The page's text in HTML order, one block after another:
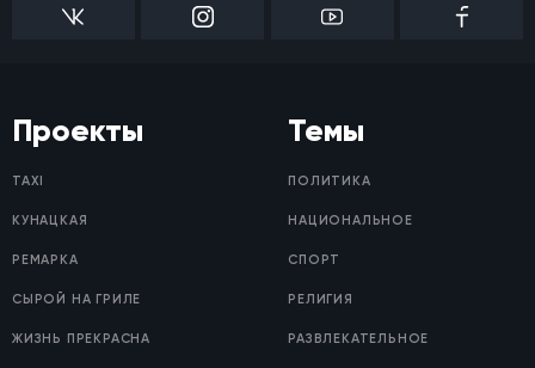
Проекты
TAXI
КУНАЦКАЯ
РЕМАРКА
СЫРОЙ НА ГРИЛЕ
ЖИЗНЬ ПРЕКРАСНА
Темы
ПОЛИТИКА
НАЦИОНАЛЬНОЕ
СПОРТ
РЕЛИГИЯ
РАЗВЛЕКАТЕЛЬНОЕ